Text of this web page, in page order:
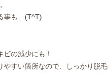
事も…(T^T)
の減少にも！
やすい箇所なので、しっかり脱毛